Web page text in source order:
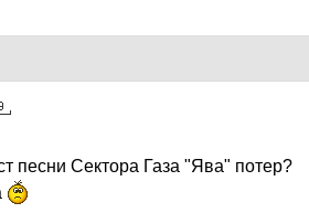
песни Сектора Газа "Ява" потер?